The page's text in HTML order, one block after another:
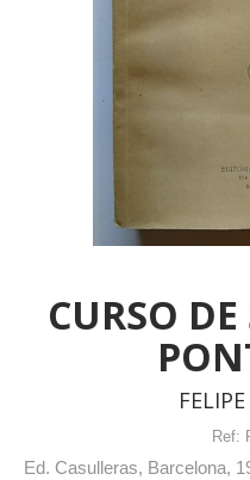
CURSO
Ref:
Ed. Casulleras, Barcelona,